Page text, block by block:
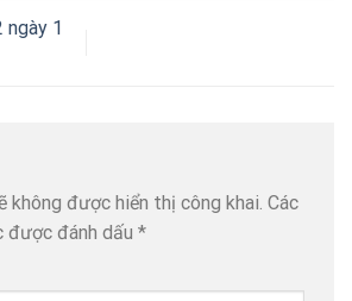
ngày 1
không được hiển thị công khai. Các
đánh dấu *